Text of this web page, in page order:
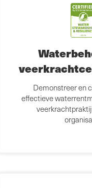
Demonstreer en
effectieve